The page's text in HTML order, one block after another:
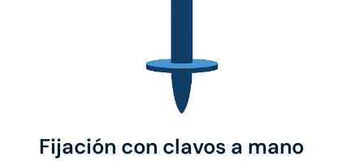
Fijación con clavos a mano